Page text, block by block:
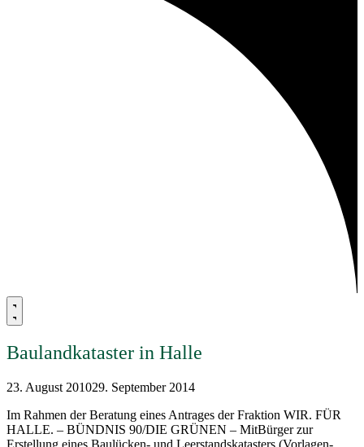
Baulandkataster in Halle
23. August 201029. September 2014
Im Rahmen der Beratung eines Antrages der Fraktion WIR. FÜR
HALLE. – BÜNDNIS 90/DIE GRÜNEN – MitBürger zur
Erstellung eines Baulücken- und Leerstandskatasters (Vorlagen-